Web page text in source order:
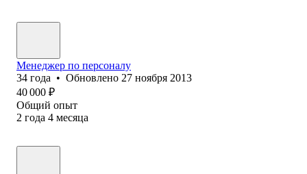
Менеджер по персоналу
34 года • Обновлено 27 ноября 2013
40 000 ₽
Общий опыт
2 года 4 месяца